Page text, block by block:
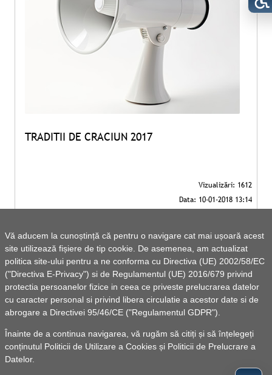
Vă aducem la cunoștință că pentru o navigare cat mai ușoară acest
site utilizează fișiere de tip cookie. De asemenea, am actualizat
politica site-ului pentru a ne conforma cu Directiva (UE) 2002/58/EC
("Directiva E-Privacy") si de Regulamentul (UE) 2016/679 privind
protectia persoanelor fizice in ceea ce priveste prelucrarea datelor
cu caracter personal si privind libera circulatie a acestor date si de
abrogare a Directivei 95/46/CE ("Regulamentul GDPR").
Înainte de a continua navigarea, vă rugăm să citiți și să înțelegeți
conținutul Politicii de Utilizare a Cookies și Politicii de Prelucrare a
Datelor.
TRADITII DE CRACIUN 2017